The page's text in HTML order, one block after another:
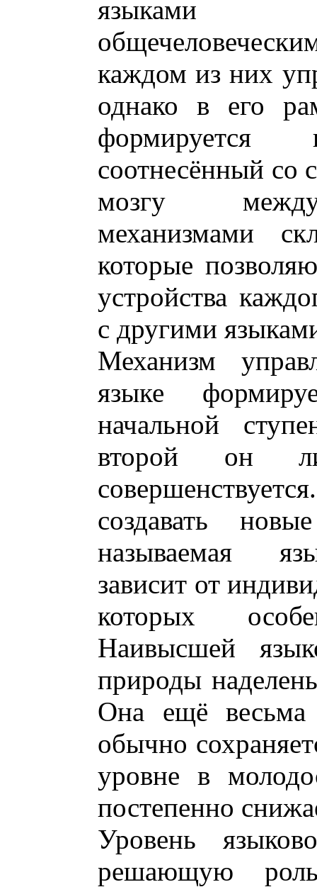
языками
каждом из них
однако в его
соотнесённый со
мозгу между
механизмами
которые
устройства
с другими
Механизм
языке
начальной
второй он
создавать
называемая
зависит от
которых
Наивысшей
природы
Она ещё весьма
обычно
уровне в
постепенно
Уровень
решающую